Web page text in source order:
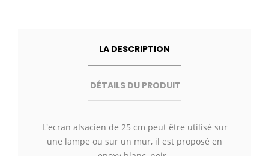
LA DESCRIPTION
DÉTAILS DU PRODUIT
L'ecran alsacien de 25 cm peut être utilisé sur
une lampe ou sur un mur, il est proposé en